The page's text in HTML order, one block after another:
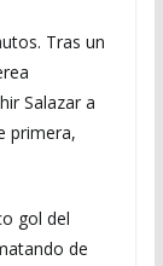
Tras un
Salazar a
primera,
gol del
de